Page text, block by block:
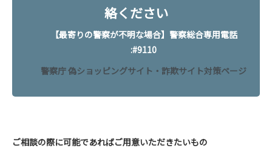
絡ください
【最寄りの警察が不明な場合】警察総合専用電話
:#9110
警察庁 偽ショッピングサイト・詐欺サイト対策ページ
ご相談の際に可能であればご用意いただきたいもの